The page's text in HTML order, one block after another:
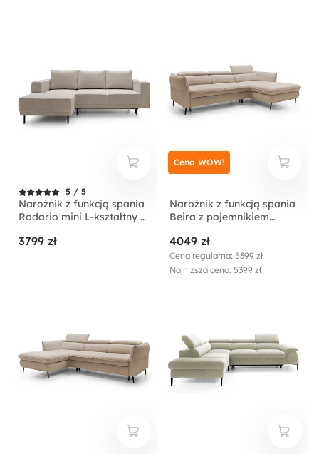
5 / 5
Narożnik z funkcją spania
Rodario mini L-kształtny z
ciemnobeżowy sztruks
3799 zł
Narożnik z funkcją spania
Beira z pojemnikiem
4049 zł
Cena regularna: 5399 zł
Najniższa cena: 5399 zł
Cena WOW!